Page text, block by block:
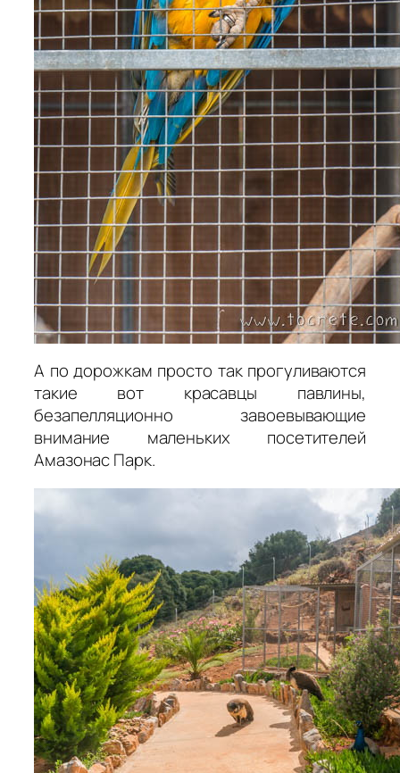
А по дорожкам просто так прогуливаются
такие вот красавцы павлины,
безапелляционно завоевывающие
внимание маленьких посетителей
Амазонас Парк.